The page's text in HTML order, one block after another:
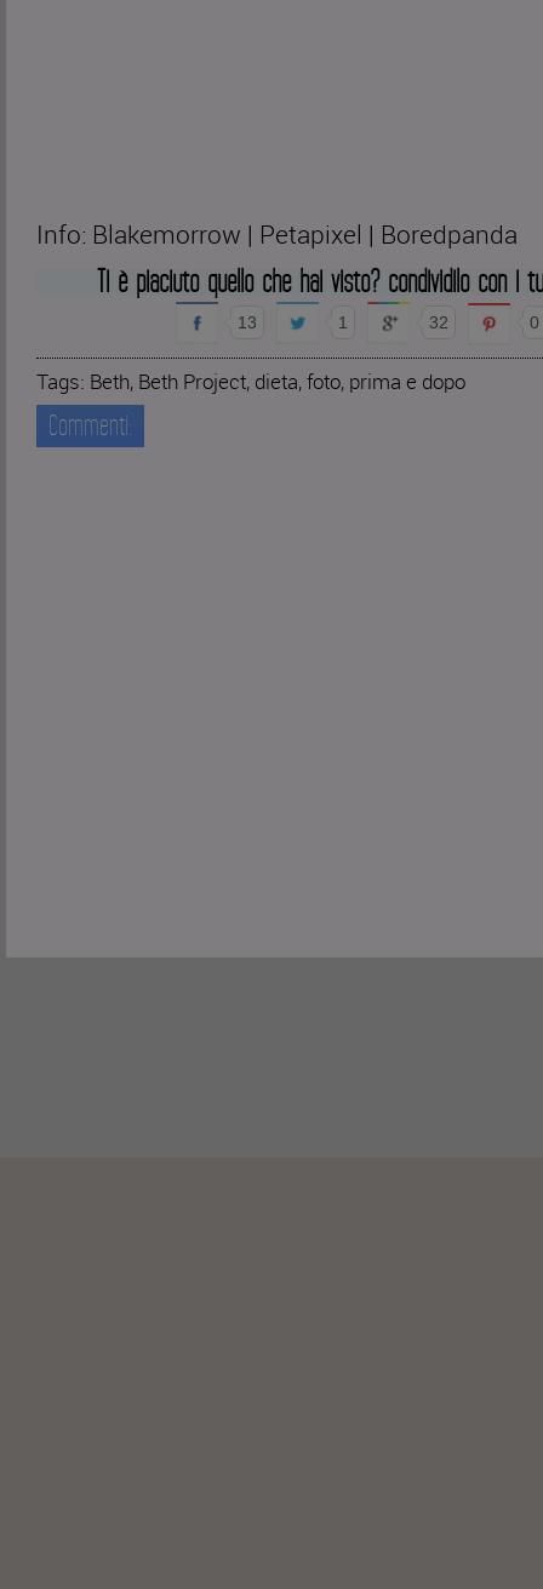
Info: Blakemorrow | Petapixel | Boredpanda
Ti è piaciuto quello che hai visto? condividilo con i
13 1 32 0
Tags: Beth, Beth Project, dieta,foto, prima e dopo
Commenti: